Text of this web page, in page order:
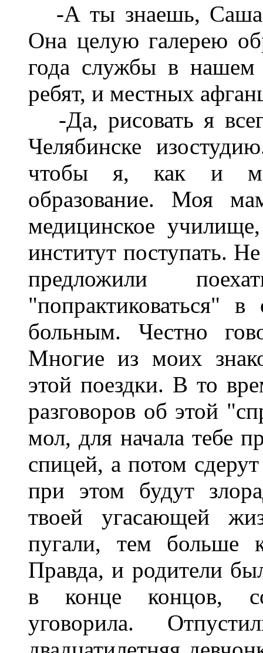
-А ты знаешь, Саша,
Она целую галерею
года службы в нашем
ребят, и местных
-Да, рисовать я
Челябинске
чтобы я, как и
образование. Моя
медицинское
институт поступать.
предложили
"попрактиковаться"
больным. Честно
Многие из моих
этой поездки. В то
разговоров об этой
мол, для начала тебе
спицей, а потом
при этом будут
твоей угасающей
пугали, тем больше
Правда, и родители
в конце концов,
уговорила.